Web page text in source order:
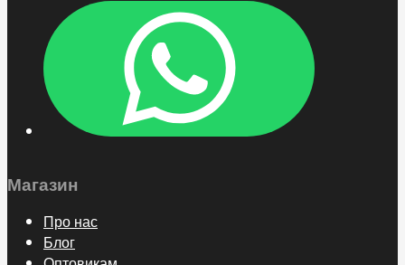
Магазин
Про нас
Блог